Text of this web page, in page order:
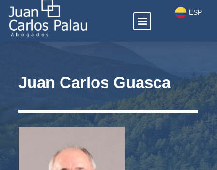
contenido
Menú ESP
ENG
Juan Carlos Guasca